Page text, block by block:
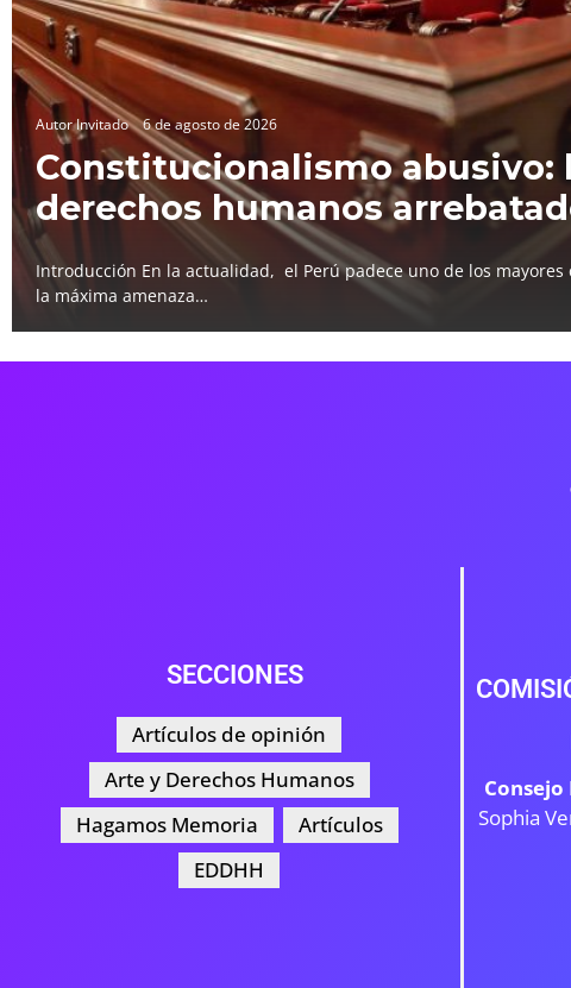
Autor Invitado 6 de agosto de 2026
Constitucionalismo abusivo:
derechos humanos
Introducción En la actualidad, el Perú padece uno de los mayores
la máxima amenaza…
SECCIONES
Artículos de opinión
Arte y Derechos Humanos
Hagamos Memoria
Artículos
EDDHH
Sophia